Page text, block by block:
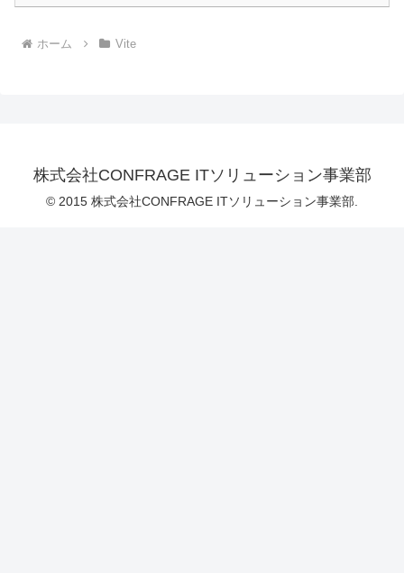
ホーム Vite
株式会社CONFRAGE ITソリューション事業部
© 2015 株式会社CONFRAGE ITソリューション事業部.